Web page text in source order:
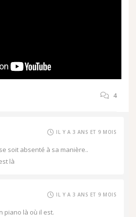
4
IL Y A 3 ANS ET 9 MOIS
soit absenté à sa manière..
là
IL Y A 3 ANS ET 9 MOIS
piano là où il est.